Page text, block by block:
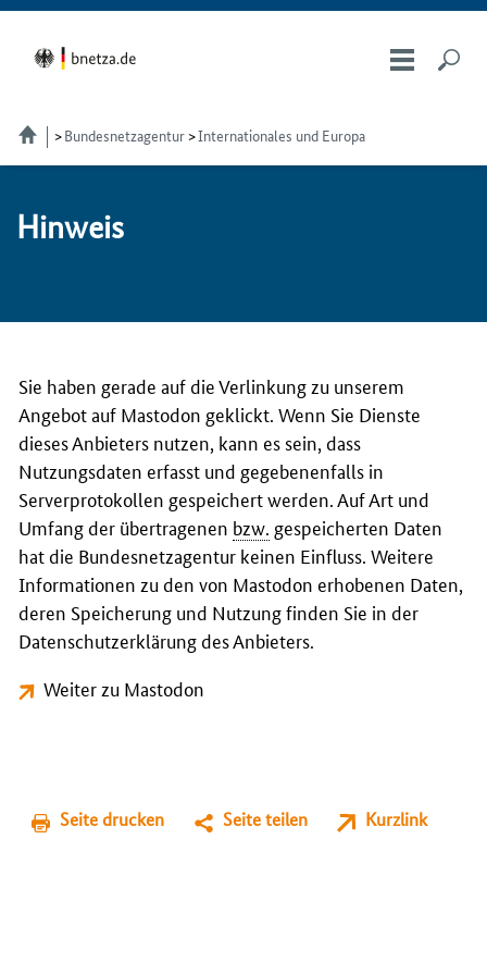
Bundesnetzagentur Internationales und Europa
Hin­weis
Sie haben gerade auf die Verlinkung zu unserem
Angebot auf Mastodon geklickt. Wenn Sie Dienste
dieses Anbieters nutzen, kann es sein, dass
Nutzungsdaten erfasst und gegebenenfalls in
Serverprotokollen gespeichert werden. Auf Art und
Umfang der übertragenen bzw. gespeicherten Daten
hat die Bundesnetzagentur keinen Einfluss. Weitere
Informationen zu den von Mastodon erhobenen Daten,
deren Speicherung und Nutzung finden Sie in der
Datenschutzerklärung des Anbieters.
Weiter zu Mastodon
Seite drucken Seite teilen Kurzlink